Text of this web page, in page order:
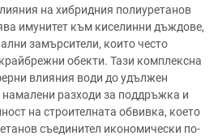
на хибридния полиуретанов
имунитет към киселинни дъждове,
замърсители, които често
обекти. Тази комплексна
влияния води до удължен
разходи за поддръжка и
на строителната обвивка, което
съединител икономически по-